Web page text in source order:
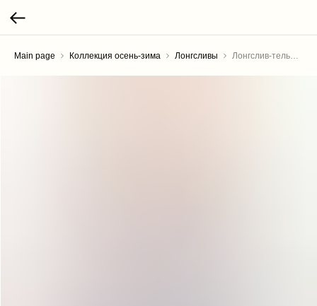
Main page Коллекция осень-зима Лонгсливы